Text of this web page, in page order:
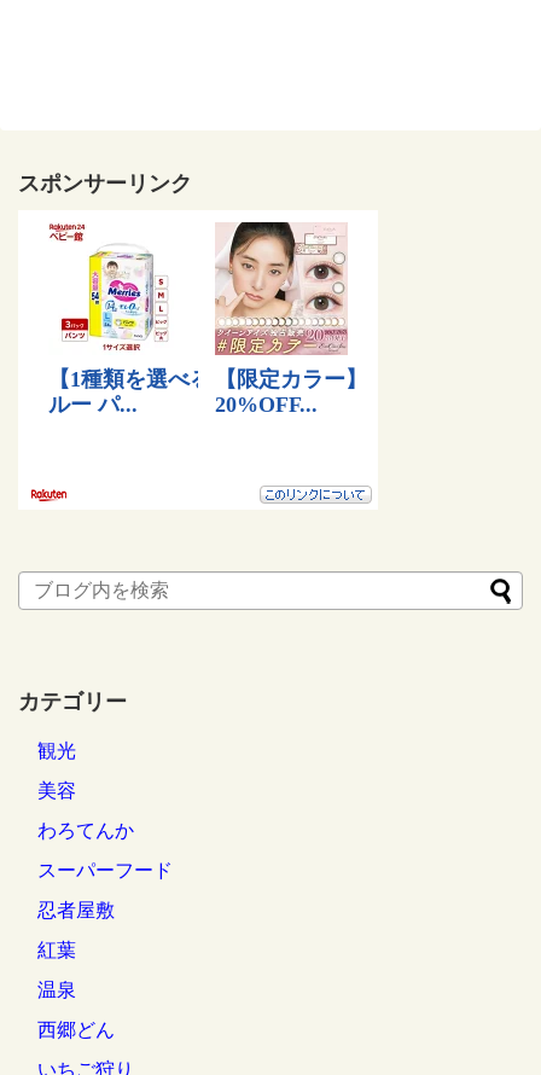
スポンサーリンク
カテゴリー
観光
美容
わろてんか
スーパーフード
忍者屋敷
紅葉
温泉
西郷どん
いちご狩り